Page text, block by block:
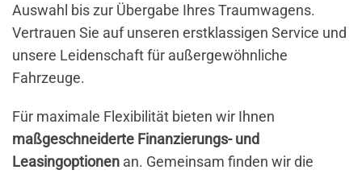
Auswahl bis zur Übergabe Ihres Traumwagens.
Vertrauen Sie auf unseren erstklassigen Service und
unsere Leidenschaft für außergewöhnliche
Fahrzeuge.
Für maximale Flexibilität bieten wir Ihnen
maßgeschneiderte Finanzierungs- und
Leasingoptionen an. Gemeinsam finden wir die